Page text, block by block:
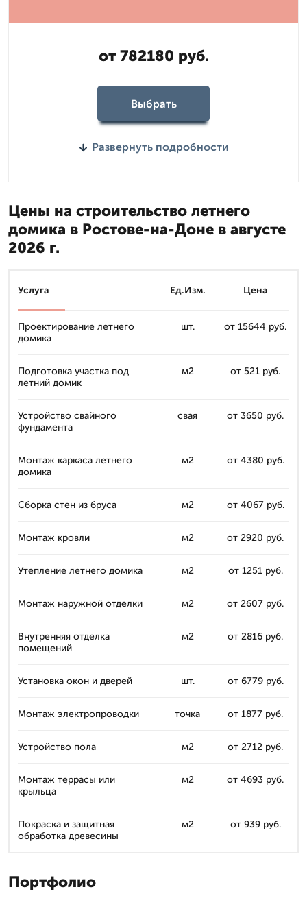
от 782180 руб.
Выбрать
Развернуть подробности
Цены на строительство летнего
домика в Ростове-на-Доне в августе
2026 г.
Услуга Ед.Изм. Цена
Проектирование летнего
домика
шт. от 15644 руб.
Подготовка участка под
летний домик
м2 от 521 руб.
Устройство свайного
фундамента
свая от 3650 руб.
Монтаж каркаса летнего
домика
м2 от 4380 руб.
Сборка стен из бруса м2 от 4067 руб.
Монтаж кровли м2 от 2920 руб.
Утепление летнего домика м2 от 1251 руб.
Монтаж наружной отделки м2 от 2607 руб.
Внутренняя отделка
помещений
м2 от 2816 руб.
Установка окон и дверей шт. от 6779 руб.
Монтаж электропроводки точка от 1877 руб.
Устройство пола м2 от 2712 руб.
Монтаж террасы или
крыльца
м2 от 4693 руб.
Покраска и защитная
обработка древесины
м2 от 939 руб.
Портфолио